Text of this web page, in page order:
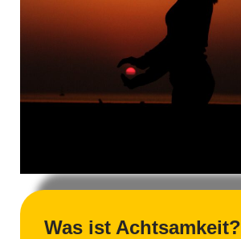
Was ist Achtsamkeit?